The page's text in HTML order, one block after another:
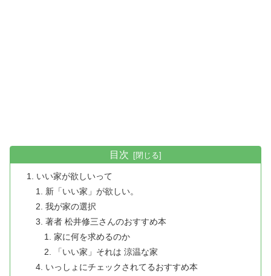
目次
いい家が欲しいって
新「いい家」が欲しい。
我が家の選択
著者 松井修三さんのおすすめ本
家に何を求めるのか
「いい家」それは 涼温な家
いっしょにチェックされてるおすすめ本